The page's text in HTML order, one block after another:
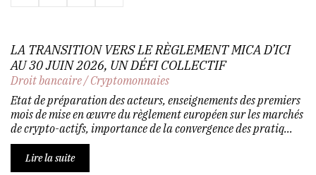
LA TRANSITION VERS LE RÈGLEMENT MICA D’ICI
AU 30 JUIN 2026, UN DÉFI COLLECTIF
Droit bancaire/Cryptomonnaies
Etat de préparation des acteurs, enseignements des premiers
mois de mise en œuvre du règlement européen sur les marchés
de crypto-actifs, importance de la convergence des pratiq...
Lire la suite